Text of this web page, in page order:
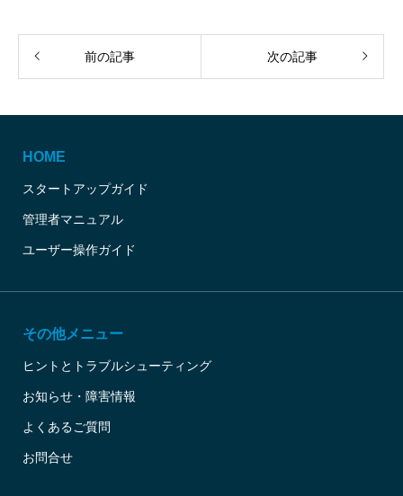
前の記事 次の記事
HOME
スタートアップガイド
管理者マニュアル
ユーザー操作ガイド
その他メニュー
ヒントとトラブルシューティング
お知らせ・障害情報
よくあるご質問
お問合せ